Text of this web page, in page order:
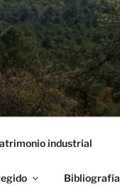
industrial
Bibliografía